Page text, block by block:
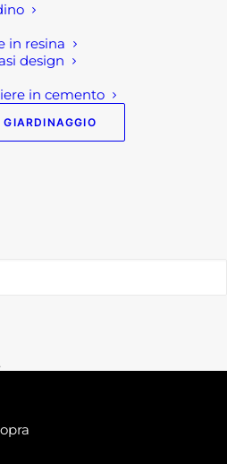
in resina
design
in cemento
– 13/19
di Sopra